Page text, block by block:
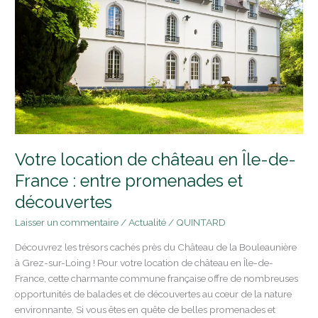
Votre location de château en Île-de-
France : entre promenades et
découvertes
Laisser un commentaire/Actualité/ QUINTARD
Découvrez les trésors cachés près du Château de la Bouleaunière
à Grez-sur-Loing ! Pour votre location de château en Île-de-
France, cette charmante commune française offre de nombreuses
opportunités de balades et de découvertes au cœur de la nature
environnante. Si vous êtes en quête de belles promenades et
France
entre
promenades
et
découvertes